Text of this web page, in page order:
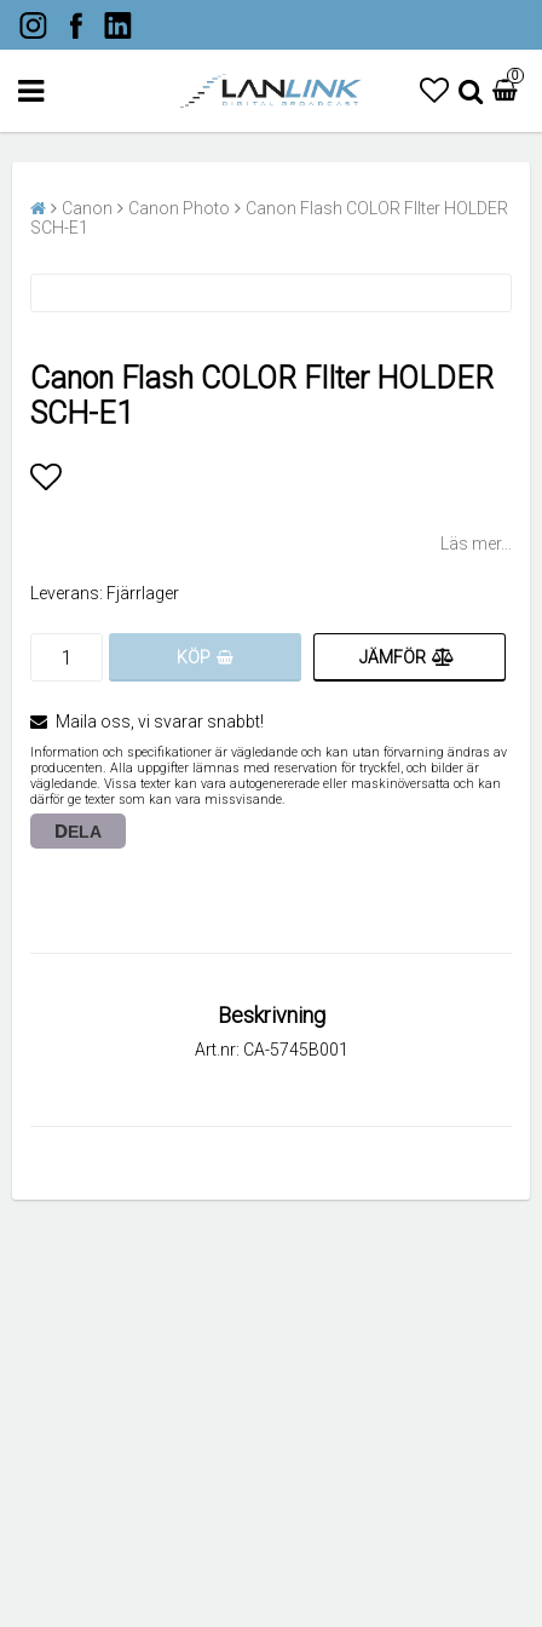
0
Canon Canon Photo
Canon Flash COLOR FIlter HOLDER
SCH-E1
Canon Flash COLOR FIlter HOLDER
SCH-E1
Läs mer...
Leverans: Fjärrlager
KÖP JÄMFÖR
Maila oss, vi svarar snabbt!
Information och specifikationer är vägledande och kan utan förvarning ändras av
producenten. Alla uppgifter lämnas med reservation för tryckfel, och bilder är
vägledande. Vissa texter kan vara autogenererade eller maskinöversatta och kan
därför ge texter som kan vara missvisande.
DELA
Beskrivning
Art.nr: CA-5745B001